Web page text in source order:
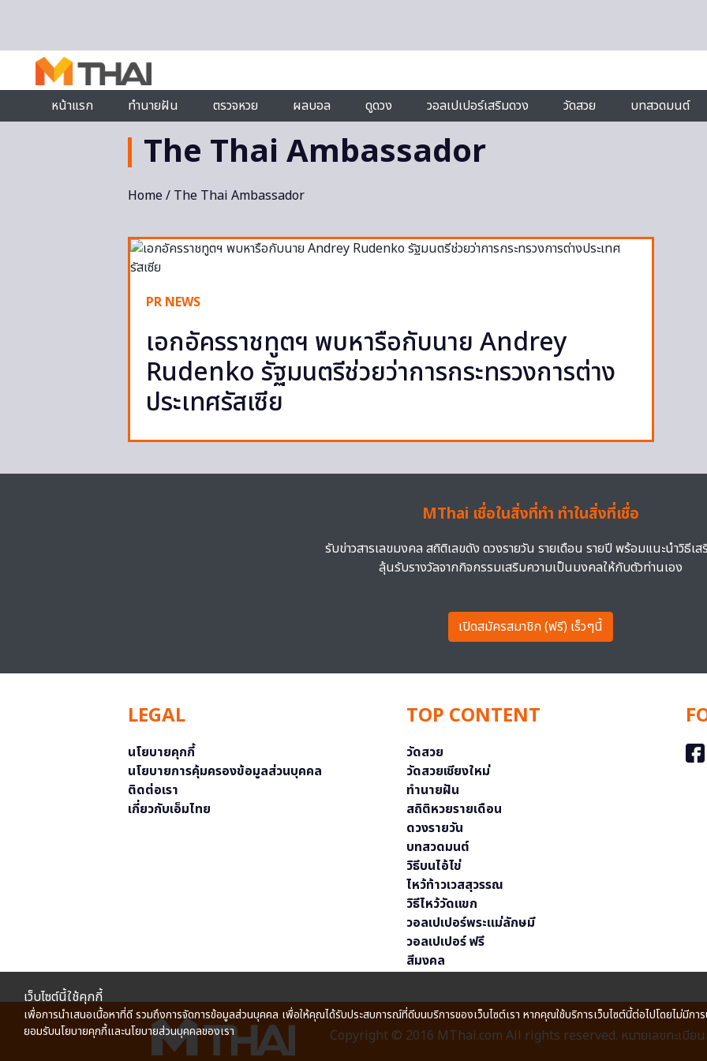
หน้าแรก
ทำนายฝัน ตรวจหวย ผลบอล ดูดวง วอลเปเปอร์เสริมดวง วัดสวย บทสวดมนต์
The Thai Ambassador
Home/ The Thai Ambassador
PR NEWS
เอกอัครราชทูตฯ พบหารือกับนาย Andrey
Rudenko รัฐมนตรีช่วยว่าการกระทรวงการต่าง
ประเทศรัสเซีย
MThai เชื่อในสิ่งที่ทำ ทำในสิ่งที่เชื่อ
รับข่าวสารเลขมงคล สถิติเลขดัง ดวงรายวัน รายเดือน รายปี พร้อมแนะนำวิธีเส
ลุ้นรับรางวัลจากกิจกรรมเสริมความเป็นมงคลให้กับตัวท่านเอง
เปิดสมัครสมาชิก (ฟรี) เร็วๆนี้
LEGAL
นโยบายคุกกี้
นโยบายการคุ้มครองข้อมูลส่วนบุคคล
ติดต่อเรา
เกี่ยวกับเอ็มไทย
TOP CONTENT
วัดสวย
วัดสวยเชียงใหม่
ทำนายฝัน
สถิติหวยรายเดือน
ดวงรายวัน
บทสวดมนต์
วิธีบนไอ้ไข่
ไหว้ท้าวเวสสุวรรณ
วิธีไหว้วัดแขก
วอลเปเปอร์พระแม่ลักษมี
วอลเปเปอร์ ฟรี
สีมงคล
Copyright © 2016 MThai.com All rights reserved. หมายเลขทะเบีย
เว็บไซต์นี้ใช้คุกกี้
เพื่อการนำเสนอเนื้อหาที่ดี รวมถึงการจัดการข้อมูลส่วนบุคคล เพื่อให้คุณได้รับประสบการณ์ที่ดีบนบริการของเว็บไซต์เรา หากคุณใช้บริการเว็บไซต์นี้ต่อไปโดยไม่มีก
ยอมรับนโยบายคุกกี้และนโยบายส่วนบุคคลของเรา